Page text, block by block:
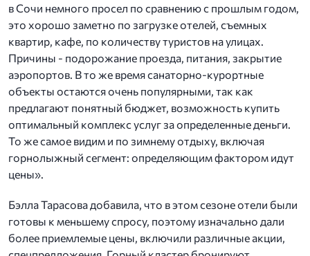
в Сочи немного просел по сравнению с прошлым годом,
это хорошо заметно по загрузке отелей, съемных
квартир, кафе, по количеству туристов на улицах.
Причины - подорожание проезда, питания, закрытие
аэропортов. В то же время санаторно-курортные
объекты остаются очень популярными, так как
предлагают понятный бюджет, возможность купить
оптимальный комплекс услуг за определенные деньги.
То же самое видим и по зимнему отдыху, включая
горнолыжный сегмент: определяющим фактором идут
цены».
Бэлла Тарасова добавила, что в этом сезоне отели были
готовы к меньшему спросу, поэтому изначально дали
более приемлемые цены, включили различные акции,